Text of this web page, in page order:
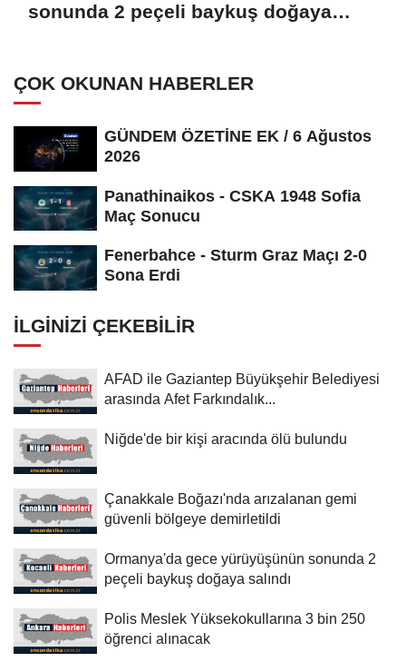
sonunda 2 peçeli baykuş doğaya
ÇOK OKUNAN HABERLER
GÜNDEM ÖZETİNE EK / 6 Ağustos
2026
Panathinaikos - CSKA 1948 Sofia
Maç Sonucu
Fenerbahce - Sturm Graz Maçı 2-0
Sona Erdi
İLGINIZI ÇEKEBILIR
AFAD ile Gaziantep Büyükşehir Belediyesi
arasında Afet Farkındalık...
Niğde'de bir kişi aracında ölü bulundu
Çanakkale Boğazı'nda arızalanan gemi
güvenli bölgeye demirletildi
Ormanya'da gece yürüyüşünün sonunda 2
peçeli baykuş doğaya salındı
Polis Meslek Yüksekokullarına 3 bin 250
öğrenci alınacak